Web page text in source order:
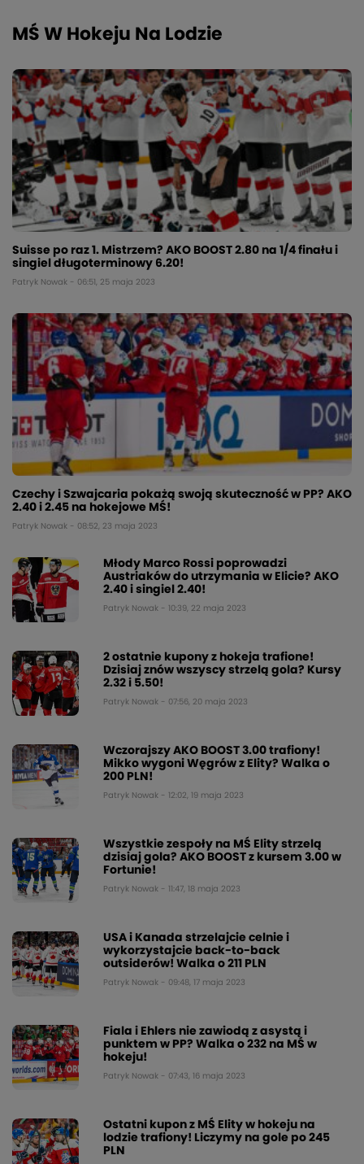
MŚ W Hokeju Na Lodzie
Suisse po raz 1. Mistrzem? AKO BOOST 2.80 na 1/4 finału i
singiel długoterminowy 6.20!
Patryk Nowak - 06:51, 25 maja 2023
Czechy i Szwajcaria pokażą swoją skuteczność w PP? AKO
2.40 i 2.45 na hokejowe MŚ!
Patryk Nowak - 08:52, 23 maja 2023
Młody Marco Rossi poprowadzi
Austriaków do utrzymania w Elicie? AKO
2.40 i singiel 2.40!
Patryk Nowak - 10:39, 22 maja 2023
2 ostatnie kupony z hokeja trafione!
Dzisiaj znów wszyscy strzelą gola? Kursy
2.32 i 5.50!
Patryk Nowak - 07:56, 20 maja 2023
Wczorajszy AKO BOOST 3.00 trafiony!
Mikko wygoni Węgrów z Elity? Walka o
200 PLN!
Patryk Nowak - 12:02, 19 maja 2023
Wszystkie zespoły na MŚ Elity strzelą
dzisiaj gola? AKO BOOST z kursem 3.00 w
Fortunie!
Patryk Nowak - 11:47, 18 maja 2023
USA i Kanada strzelajcie celnie i
wykorzystajcie back-to-back
outsiderów! Walka o 211 PLN
Patryk Nowak - 09:48, 17 maja 2023
Fiala i Ehlers nie zawiodą z asystą i
punktem w PP? Walka o 232 na MŚ w
hokeju!
Patryk Nowak - 07:43, 16 maja 2023
Ostatni kupon z MŚ Elity w hokeju na
lodzie trafiony! Liczymy na gole po 245
PLN